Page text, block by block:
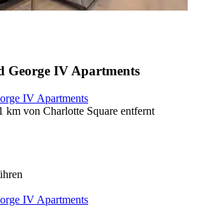
George IV Apartments
IV Apartments
km von Charlotte Square entfernt
IV Apartments